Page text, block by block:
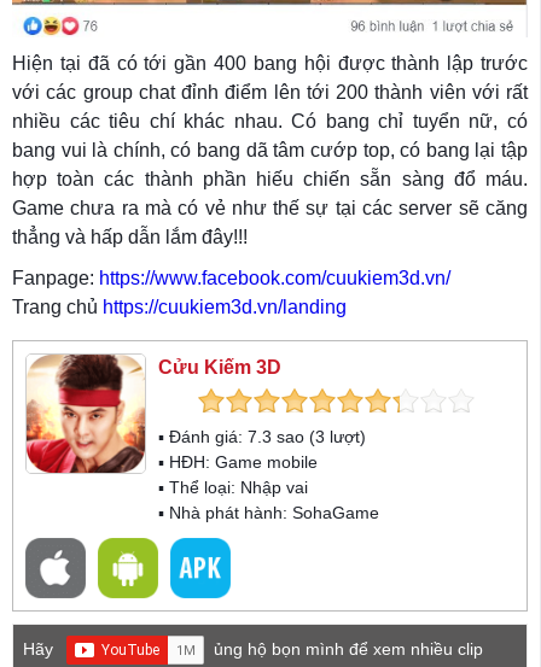
Hiện tại đã có tới gần 400 bang hội được thành lập trước
với các group chat đỉnh điểm lên tới 200 thành viên với rất
nhiều các tiêu chí khác nhau. Có bang chỉ tuyển nữ, có
bang vui là chính, có bang dã tâm cướp top, có bang lại tập
hợp toàn các thành phần hiếu chiến sẵn sàng đổ máu.
Game chưa ra mà có vẻ như thế sự tại các server sẽ căng
thẳng và hấp dẫn lắm đây!!!
Fanpage: https://www.facebook.com/cuukiem3d.vn/
Trang chủ https://cuukiem3d.vn/landing
Cửu Kiếm 3D
▪ Đánh giá: 7.3 sao (3 lượt)
▪ HĐH: Game mobile
▪ Thể loại: Nhập vai
▪ Nhà phát hành: SohaGame
Hãy
ủng hộ bọn mình để xem nhiều clip